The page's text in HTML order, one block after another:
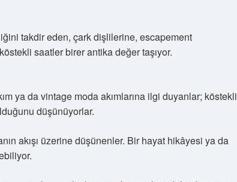
takdir eden, çark dişlilerine, escapement
saatler birer antika değer taşıyor.
ya da vintage moda akımlarına ilgi duyanlar; köstekli
düşünüyorlar.
akışı üzerine düşünenler. Bir hayat hikâyesi ya da